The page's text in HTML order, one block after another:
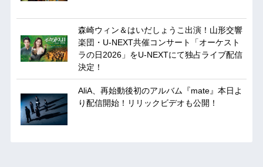
森崎ウィン＆はいだしょうこ出演！山形交響
楽団・U-NEXT共催コンサート「オーケスト
ラの日2026」をU-NEXTにて独占ライブ配信
決定！
AliA、再始動後初のアルバム『mate』本日よ
り配信開始！リリックビデオも公開！